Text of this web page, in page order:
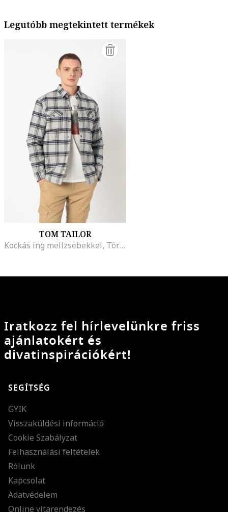
Legutóbb megtekintett termékek
TOM TAILOR
Kockás ing mellzsebekkel, Törtfehér/Páfrányzöld/Tengerészkék
Iratkozz fel hírlevelünkre friss
ajánlatokért és
divatinspirációkért!
SEGÍTSÉG
GYIK
Visszaküldési információ
Cookie Szabályzat
Felhasználási feltételek
Rólunk
Kapcsolat
Adatvédelem
Online vitarendezés